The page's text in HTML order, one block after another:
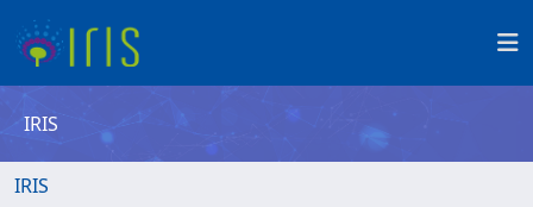
IRIS
IRIS